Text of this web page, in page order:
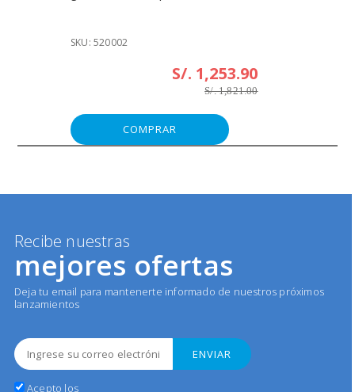
SKU: 520002
S/. 1,821.00
S/. 1,253.90
COMPRAR
Recibe nuestras
mejores ofertas
Deja tu email para mantenerte informado de nuestros próximos
lanzamientos
Acepto los